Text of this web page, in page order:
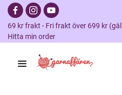
69 kr frakt - Fri frakt över 699 kr
Hitta min order